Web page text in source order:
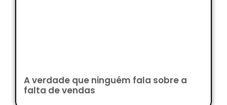
A verdade que ninguém fala sobre a
falta de vendas